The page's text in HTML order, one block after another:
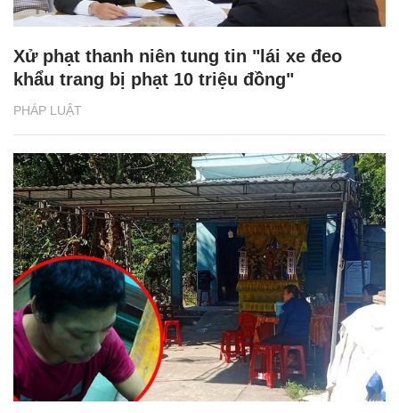
PHÁP LUẬT
Xử phạt thanh niên tung tin "lái xe đeo
khẩu trang bị phạt 10 triệu đồng"